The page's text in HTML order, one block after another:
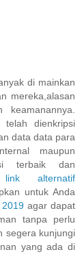
di mainkan
mereka,alasan
telah dienkripsi
data data para
maupun
terbaik dan
link alternatif
untuk Anda
agar dapat
tanpa perlu
segera kunjungi
yang ada di